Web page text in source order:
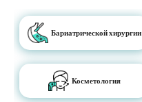
Бариатрической хирургии
Косметология